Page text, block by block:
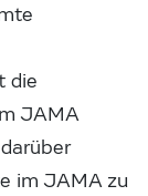
die
JAMA
im JAMA zu